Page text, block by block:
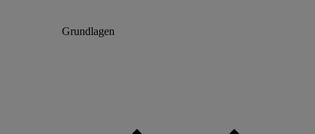
Grundlagen